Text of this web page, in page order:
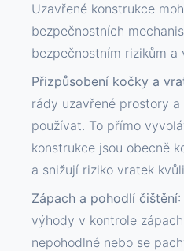
Uzavřené konstrukce
bezpečnostních
bezpečnostním rizikům a
Přizpůsobení kočky a
rády uzavřené prostory
používat. To přímo
konstrukce jsou obecně
a snižují riziko vratek
Zápach a pohodlí čištění
výhody v kontrole
nepohodlné nebo se